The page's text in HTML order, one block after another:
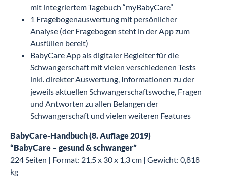
mit integriertem Tagebuch “myBabyCare”
1 Fragebogenauswertung mit persönlicher
Analyse (der Fragebogen steht in der App zum
Ausfüllen bereit)
BabyCare App als digitaler Begleiter für die
Schwangerschaft mit vielen verschiedenen Tests
inkl. direkter Auswertung, Informationen zu der
jeweils aktuellen Schwangerschaftswoche, Fragen
und Antworten zu allen Belangen der
Schwangerschaft und vielen weiteren Features
BabyCare-Handbuch (8. Auflage 2019)
“BabyCare – gesund & schwanger”
224 Seiten | Format: 21,5 x 30 x 1,3 cm | Gewicht: 0,818
kg